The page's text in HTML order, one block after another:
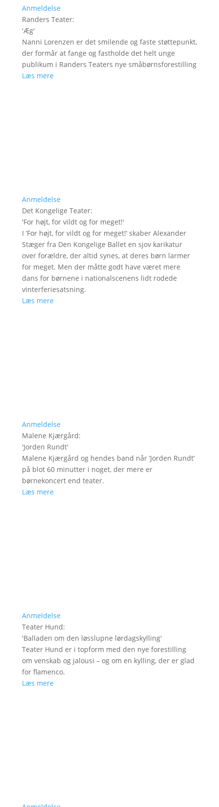
Anmeldelse
Randers Teater:
'Æg'
Nanni Lorenzen er det smilende og faste støttepunkt,
der formår at fange og fastholde det helt unge
publikum i Randers Teaters nye småbørnsforestilling
Læs mere
Anmeldelse
Det Kongelige Teater:
'For højt, for vildt og for meget!'
I ’For højt, for vildt og for meget!’ skaber Alexander
Stæger fra Den Kongelige Ballet en sjov karikatur
over forældre, der altid synes, at deres børn larmer
for meget. Men der måtte godt have været mere
dans for børnene i nationalscenens lidt rodede
vinterferiesatsning.
Læs mere
Anmeldelse
Malene Kjærgård:
'Jorden Rundt'
Malene Kjærgård og hendes band når ’Jorden Rundt’
på blot 60 minutter i noget, der mere er
børnekoncert end teater.
Læs mere
Anmeldelse
Teater Hund:
'Balladen om den løsslupne lørdagskylling'
Teater Hund er i topform med den nye forestilling
om venskab og jalousi – og om en kylling, der er glad
for flamenco.
Læs mere